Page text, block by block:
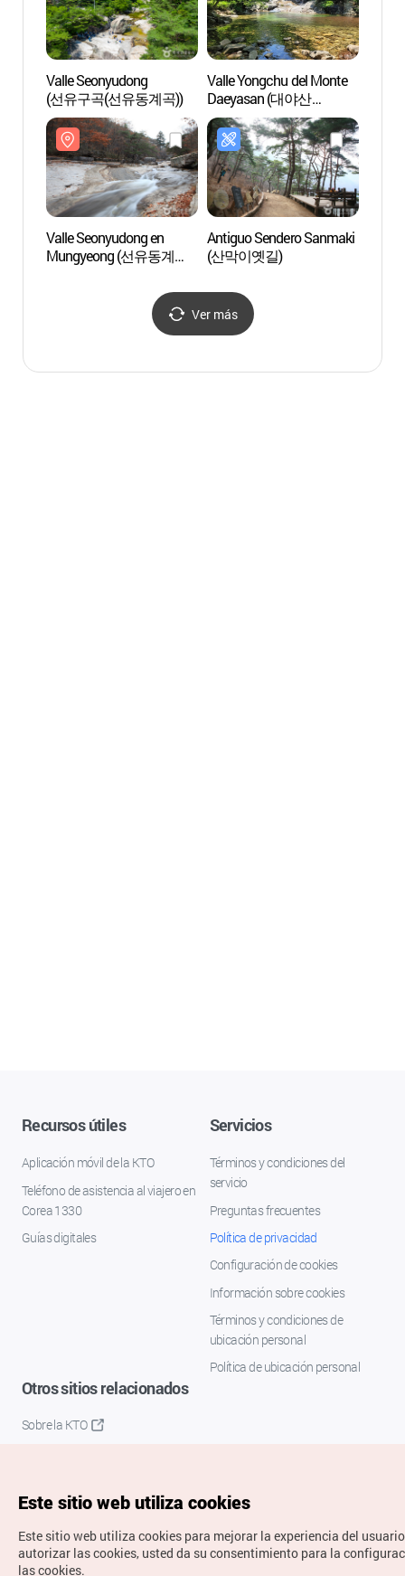
Valle Seonyudong
(선유구곡(선유동계곡))
Valle Yongchu del Monte
Daeyasan (대야산
용추계곡)
Valle Seonyudong en
Mungyeong (선유동계곡
Antiguo Sendero Sanmaki
(산막이옛길)
Ver más
Recursos útiles
Aplicación móvil de la KTO
Teléfono de asistencia al viajero en
Corea 1330
Guías digitales
Servicios
Términos y condiciones del
servicio
Preguntas frecuentes
Política de privacidad
Configuración de cookies
Información sobre cookies
Términos y condiciones de
ubicación personal
Política de ubicación personal
Otros sitios relacionados
Sobre la KTO
Este sitio web utiliza cookies
Este sitio web utiliza cookies para mejorar la experiencia del
autorizar las cookies, usted da su consentimiento para la
las cookies.